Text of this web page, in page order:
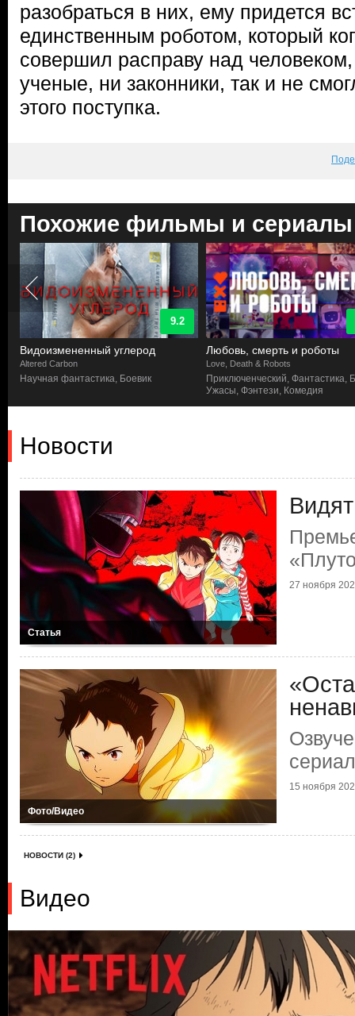
разобраться в них, ему придется
единственным роботом, который
совершил расправу над
ученые, ни законники, так и не
этого поступка.
Похожие фильмы и сериалы
9.2
Видоизмененный углерод
Altered Carbon
Научная фантастика, Боевик
Любовь, смерть и роботы
Love, Death & Robots
Приключенческий, Фантастика,
Ужасы, Фэнтези, Комедия
Новости
Статья
27 ноября
Фото/Видео
15 ноября
НОВОСТИ (2)
Видео